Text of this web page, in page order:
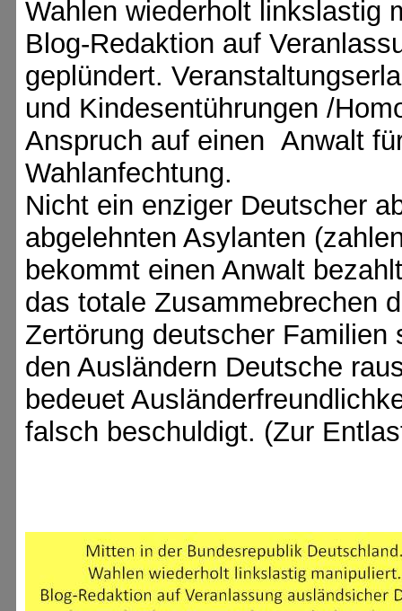
Wahlen wiederholt linkslastig
Blog-Redaktion auf
geplündert.
und Kindesentührungen /
Anspruch auf einen Anwalt
Wahlanfechtung.
Nicht ein enziger Deutscher
abgelehnten Asylanten
bekommt einen Anwalt
das totale Zusammebrechen
Zertörung deutscher
den Ausländern Deutsche
bedeuet
falsch beschuldigt. (Zur